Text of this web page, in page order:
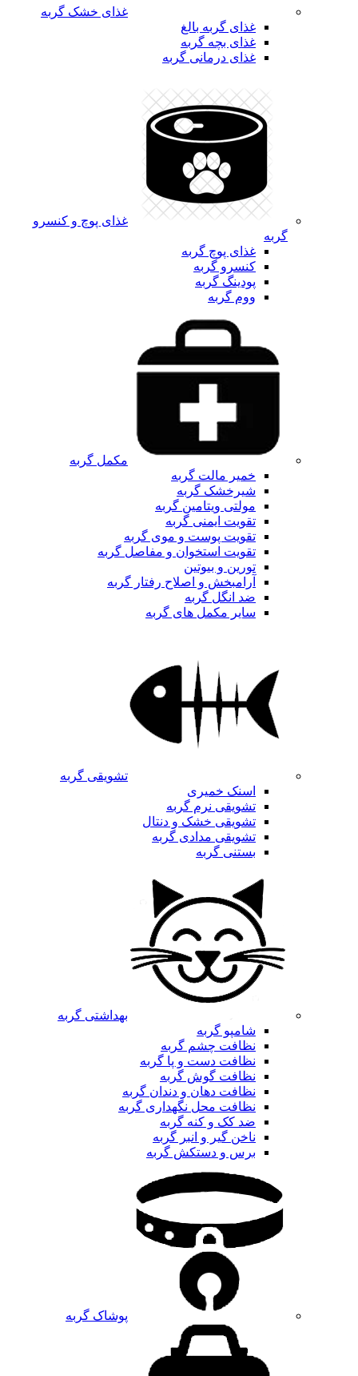
غذای خشک گربه
غذای گربه بالغ
غذای بچه گربه
غذای درمانی گربه
غذای پوچ و کنسرو
گربه
غذای پوچ گربه
کنسرو گربه
پودینگ گربه
ووم گربه
مکمل گربه
خمیر مالت گربه
شیرخشک گربه
مولتی ویتامین گربه
تقویت ایمنی گربه
تقویت پوست و موی گربه
تقویت استخوان و مفاصل گربه
تورین و بیوتین
آرامبخش و اصلاح رفتار گربه
ضد انگل گربه
سایر مکمل های گربه
تشویقی گربه
اسنک خمیری
تشویقی نرم گربه
تشویقی خشک و دنتال
تشویقی مدادی گربه
بستنی گربه
بهداشتی گربه
شامپو گربه
نظافت چشم گربه
نظافت دست و پا گربه
نظافت گوش گربه
نظافت دهان و دندان گربه
نظافت محل نگهداری گربه
ضد کک و کنه گربه
ناخن گیر و انبر گربه
برس و دستکش گربه
پوشاک گربه